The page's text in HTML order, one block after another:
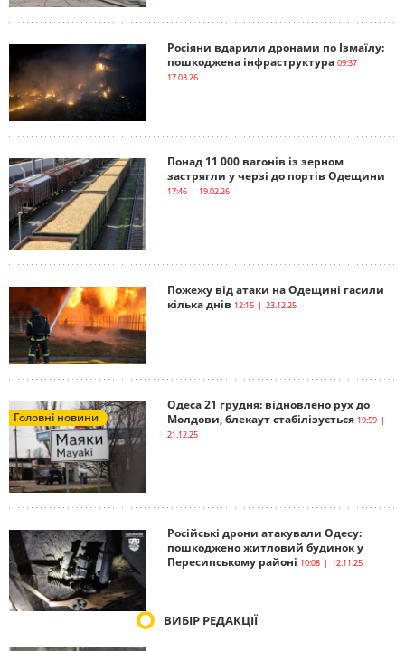
Росіяни вдарили дронами по Ізмаїлу:
пошкоджена інфраструктура 09:37 |
17.03.26
Понад 11 000 вагонів із зерном
застрягли у черзі до портів Одещини
17:46 | 19.02.26
Пожежу від атаки на Одещині гасили
кілька днів 12:15 | 23.12.25
Головні новини
Одеса 21 грудня: відновлено рух до
Молдови, блекаут стабілізується 19:59 |
21.12.25
Російські дрони атакували Одесу:
пошкоджено житловий будинок у
Пересипському районі 10:08 | 12.11.25
ВИБІР РЕДАКЦІЇ